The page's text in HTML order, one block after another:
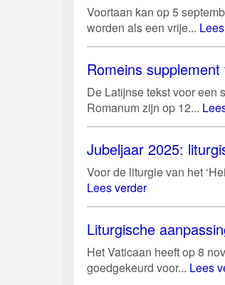
Voortaan kan op 5
worden als een vrije...
Romeins
De Latijnse tekst voor een
Romanum zijn op 12...
Jubeljaar 2025:
Voor de liturgie van het
Lees verder
Liturgische
Het Vaticaan heeft op 8
goedgekeurd voor... Lees